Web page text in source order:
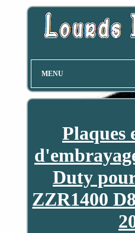
MENU
Plaques
Duty
ZZR1400